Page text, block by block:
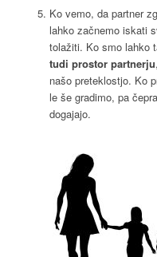
Ko vemo, da partner
lahko začnemo iskati
tolažiti. Ko smo lahko
tudi prostor partnerju
našo preteklostjo. Ko
le še gradimo, pa
dogajajo.